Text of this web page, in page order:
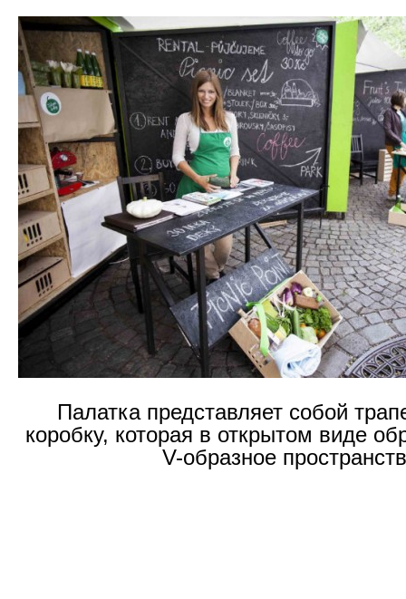
Палатка представляет собой
коробку, которая в открытом виде
V-образное